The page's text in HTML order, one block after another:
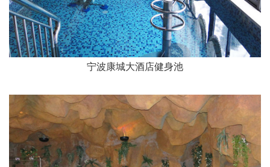
宁波康城大酒店健身池